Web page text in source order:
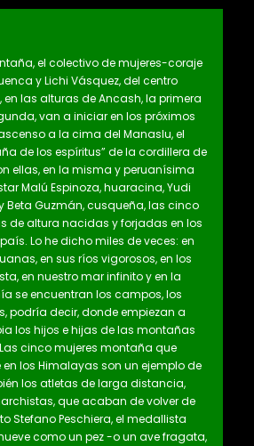
el colectivo de mujeres-coraje
y Lichi Vásquez, del centro
las alturas de Ancash, la primera
van a iniciar en los próximos
a la cima del Manaslu, el
de los espíritus” de la cordillera de
ellas, en la misma y peruanísima
Malú Espinoza, huaracina, Yudi
Beta Guzmán, cusqueña, las cinco
de altura nacidas y forjadas en los
Lo he dicho miles de veces: en
en sus ríos vigorosos, en los
en nuestro mar infinito y en la
se encuentran los campos, los
podría decir, donde empiezan a
los hijos e hijas de las montañas
cinco mujeres montaña que
los Himalayas son un ejemplo de
los atletas de larga distancia,
que acaban de volver de
Stefano Peschiera, el medallista
como un pez -o un ave fragata,